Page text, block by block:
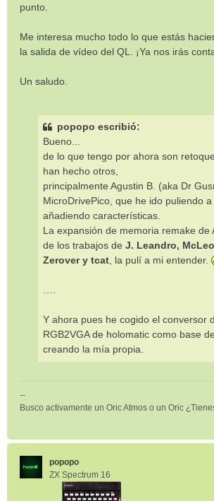
punto.
Me interesa mucho todo lo que estás
la salida de vídeo del QL. ¡Ya nos irás
Un saludo.
popopo escribió:
Bueno...
de lo que tengo por ahora son
han hecho otros,
principalmente Agustin B. (aka Dr
MicroDrivePico, que he ido puliendo
añadiendo características.
La expansión de memoria remake de
de los trabajos de J. Leandro,
Zerover y tcat , la pulí a mi entender.
Y ahora pues he cogido el conversor
RGB2VGA de holomatic como base
creando la mía propia.
--
Busco activamente un Oric Atmos o un Oric
popopo
ZX Spectrum 16